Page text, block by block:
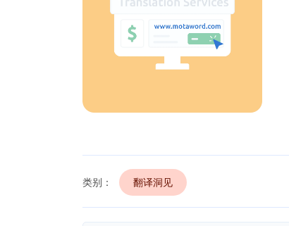
类别： 翻译洞见